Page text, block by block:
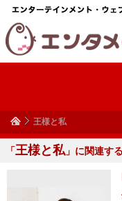
王様と私
「王様と私 」に関連する